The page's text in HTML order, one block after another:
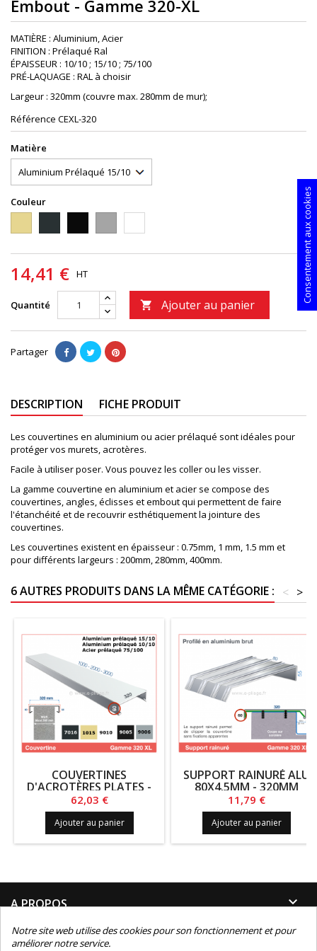
Embout - Gamme 320-XL
MATIÈRE : Aluminium, Acier
FINITION : Prélaqué Ral
ÉPAISSEUR : 10/10 ; 15/10 ; 75/100
PRÉ-LAQUAGE : RAL à choisir
Largeur : 320mm (couvre max. 280mm de mur);
Référence CEXL-320
Matière
Couleur
14,41 € HT
Quantité  Ajouter au panier
Partager
DESCRIPTION FICHE PRODUIT
Les couvertines en aluminium ou acier prélaqué sont idéales pour
protéger vos murets, acrotères.
Facile à utiliser poser. Vous pouvez les coller ou les visser.
La gamme couvertine en aluminium et acier se compose des
couvertines, angles, éclisses et embout qui permettent de faire
l'étanchéité et de recouvrir esthétiquement la jointure des
couvertines.
Les couvertines existent en épaisseur : 0.75mm, 1 mm, 1.5 mm et
pour différents largeurs : 200mm, 280mm, 400mm.
6 AUTRES PRODUITS DANS LA MÊME CATÉGORIE : >
<
COUVERTINES
D'ACROTÈRES PLATES -
GAMME 320-XL
Prix
62,03 €
Ajouter au panier
SUPPORT RAINURÉ ALU
80X4.5MM - 320MM
Prix
11,79 €
Ajouter au panier
A PROPOS 
INFORMATIONS 
Notre site web utilise des cookies pour son fonctionnement et pour
améliorer notre service.
Consentement aux cookies